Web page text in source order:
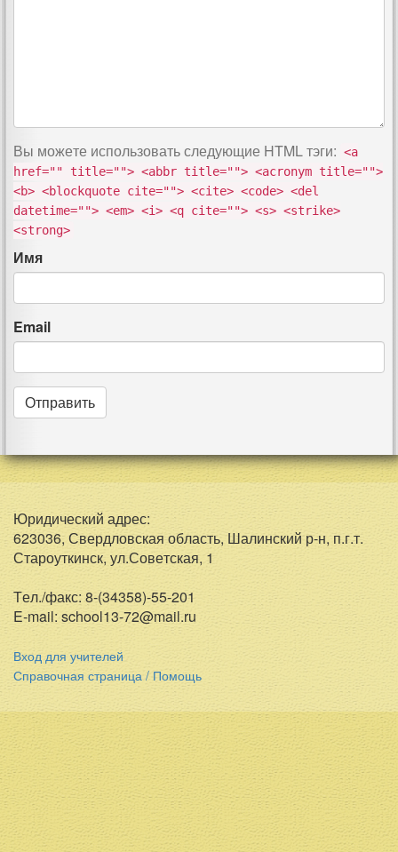
Вы можете использовать следующие HTMLтэги: <a
href="" title=""> <abbr title=""> <acronym title="">
<b> <blockquote cite=""> <cite> <code> <del
datetime=""> <em> <i> <q cite=""> <s> <strike>
<strong>
Имя
Email
Юридический адрес:
623036, Свердловская область, Шалинский р-н, п.г.т.
Староуткинск, ул.Советская, 1
Тел./факс: 8-(34358)-55-201
E-mail: school13-72@mail.ru
Вход для учителей
Справочная страница / Помощь